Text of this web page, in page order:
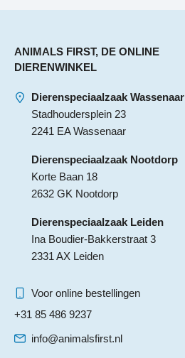
ANIMALS FIRST, DE ONLINE
DIERENWINKEL
Dierenspeciaalzaak Wassenaar
Stadhoudersplein 23
2241 EA Wassenaar
Dierenspeciaalzaak Nootdorp
Korte Baan 18
2632 GK Nootdorp
Dierenspeciaalzaak Leiden
Ina Boudier-Bakkerstraat 3
2331 AX Leiden
Voor online bestellingen
+31 85 486 9237
info@animalsfirst.nl